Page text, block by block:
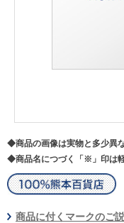
◆商品の画像は実物と多少異
◆商品名につづく「※」印は
商品に付くマークのご